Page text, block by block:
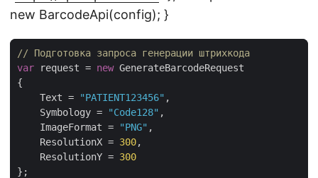
new BarcodeApi(config); }
// Подготовка запроса генерации штрихкода
var request = new
    Text =
"PATIENT123456"
    Symbology =
"Code128"
    ImageFormat =
"PNG"
    ResolutionX =
300
    ResolutionY =
300